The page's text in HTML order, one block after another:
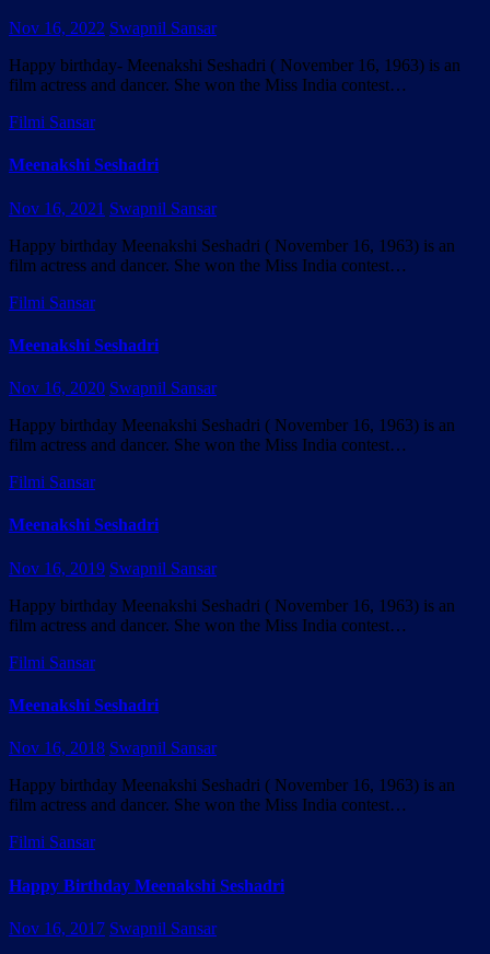
Nov 16, 2022 Swapnil Sansar
Happy birthday- Meenakshi Seshadri ( November 16, 1963) is an
film actress and dancer. She won the Miss India contest…
Filmi Sansar
Meenakshi Seshadri
Nov 16, 2021 Swapnil Sansar
Happy birthday Meenakshi Seshadri ( November 16, 1963) is an
film actress and dancer. She won the Miss India contest…
Filmi Sansar
Meenakshi Seshadri
Nov 16, 2020 Swapnil Sansar
Happy birthday Meenakshi Seshadri ( November 16, 1963) is an
film actress and dancer. She won the Miss India contest…
Filmi Sansar
Meenakshi Seshadri
Nov 16, 2019 Swapnil Sansar
Happy birthday Meenakshi Seshadri ( November 16, 1963) is an
film actress and dancer. She won the Miss India contest…
Filmi Sansar
Meenakshi Seshadri
Nov 16, 2018 Swapnil Sansar
Happy birthday Meenakshi Seshadri ( November 16, 1963) is an
film actress and dancer. She won the Miss India contest…
Filmi Sansar
Happy Birthday Meenakshi Seshadri
Nov 16, 2017 Swapnil Sansar